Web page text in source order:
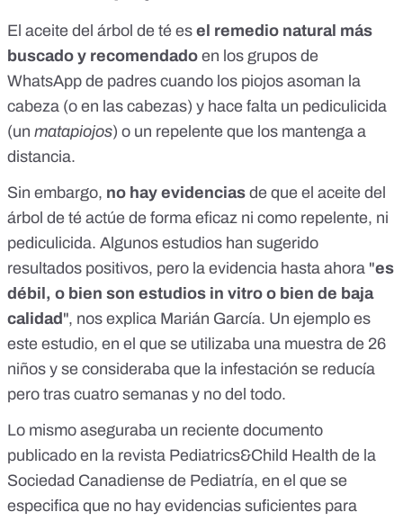
El aceite del árbol de té es el remedio natural más
buscado y recomendado en los grupos de
WhatsApp de padres cuando los piojos asoman la
cabeza (o en las cabezas) y hace falta un pediculicida
(un matapiojos) o un repelente que los mantenga a
distancia.
Sin embargo, no hay evidencias de que el aceite del
árbol de té actúe de forma eficaz ni como repelente, ni
pediculicida. Algunos estudios han sugerido
resultados positivos, pero la evidencia hasta ahora "es
débil, o bien son estudios in vitro o bien de baja
calidad ", nos explica Marián García. Un ejemplo es
este estudio, en el que se utilizaba una muestra de 26
niños y se consideraba que la infestación se reducía
pero tras cuatro semanas y no del todo.
Lo mismo aseguraba un reciente documento
publicado en la revista Pediatrics&Child Health de la
Sociedad Canadiense de Pediatría, en el que se
especifica que no hay evidencias suficientes para